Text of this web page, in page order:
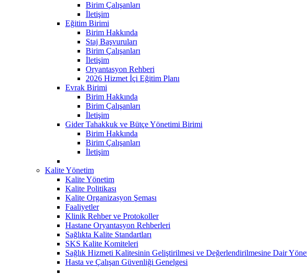
Birim Çalışanları
İletişim
Eğitim Birimi
Birim Hakkında
Staj Başvuruları
Birim Çalışanları
İletişim
Oryantasyon Rehberi
2026 Hizmet İçi Eğitim Planı
Evrak Birimi
Birim Hakkında
Birim Çalışanları
İletişim
Gider Tahakkuk ve Bütçe Yönetimi Birimi
Birim Hakkında
Birim Çalışanları
İletişim
Kalite Yönetim
Kalite Yönetim
Kalite Politikası
Kalite Organizasyon Şeması
Faaliyetler
Klinik Rehber ve Protokoller
Hastane Oryantasyon Rehberleri
Sağlıkta Kalite Standartları
SKS Kalite Komiteleri
Sağlık Hizmeti Kalitesinin Geliştirilmesi ve Değerlendirilmesine Dair
Hasta ve Çalışan Güvenliği Genelgesi